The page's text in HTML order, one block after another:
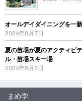
オールデイダイニングを一
2026年8月7日
夏の苗場が夏のアクティビ
ル・苗場スキー場
2026年8月7日
まめ学